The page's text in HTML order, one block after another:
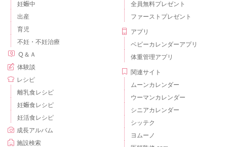
妊娠中
出産
育児
不妊・不妊治療
Ｑ＆Ａ
体験談
レシピ
離乳食レシピ
妊娠食レシピ
妊活食レシピ
成長アルバム
施設検索
全員無料プレゼント
ファーストプレゼント
アプリ
ベビーカレンダーアプリ
体重管理アプリ
関連サイト
ムーンカレンダー
ウーマンカレンダー
シニアカレンダー
シッテク
ヨムーノ